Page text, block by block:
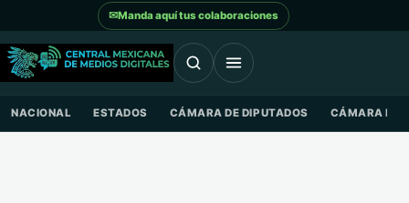
Saltar al contenido
✉Manda aquí tus colaboraciones
NACIONAL ESTADOS CÁMARA DE DIPUTADOS CÁMARA DE